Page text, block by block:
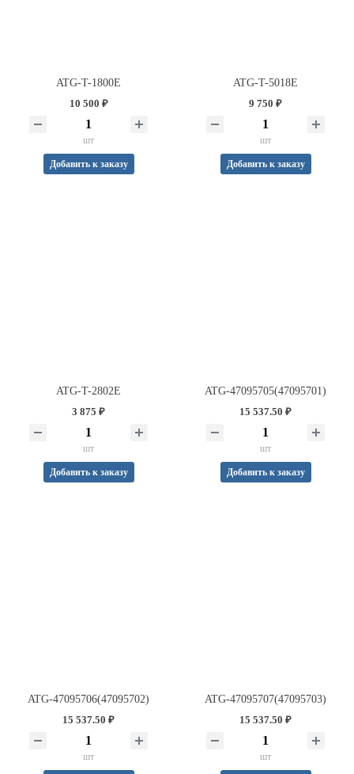
ATG-T-1800E
10 500 ₽
шт
Добавить к заказу
ATG-T-5018E
9 750 ₽
шт
Добавить к заказу
ATG-T-2802E
3 875 ₽
шт
Добавить к заказу
ATG-47095705(47095701)
15 537.50 ₽
шт
Добавить к заказу
ATG-47095706(47095702)
15 537.50 ₽
шт
ATG-47095707(47095703)
15 537.50 ₽
шт